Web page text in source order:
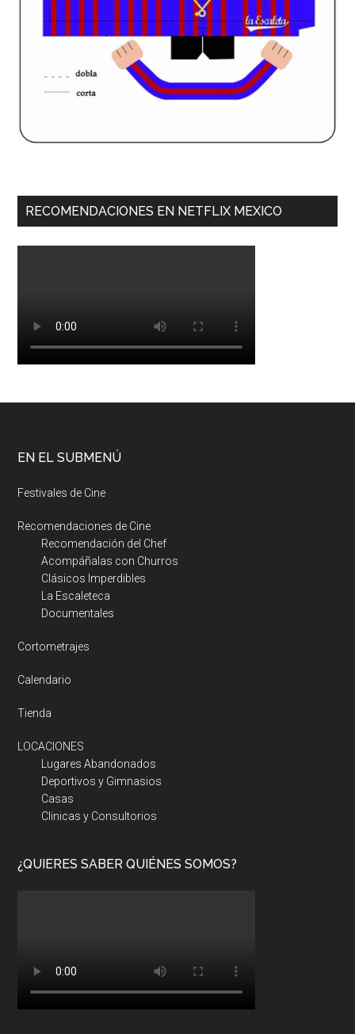
RECOMENDACIONES EN NETFLIX MEXICO
EN EL SUBMENÚ
Festivales de Cine
Recomendaciones de Cine
Recomendación del Chef
Acompáñalas con Churros
Clásicos Imperdibles
La Escaleteca
Documentales
Cortometrajes
Calendario
Tienda
LOCACIONES
Lugares Abandonados
Deportivos y Gimnasios
Casas
Clinicas y Consultorios
¿QUIERES SABER QUIÉNES SOMOS?